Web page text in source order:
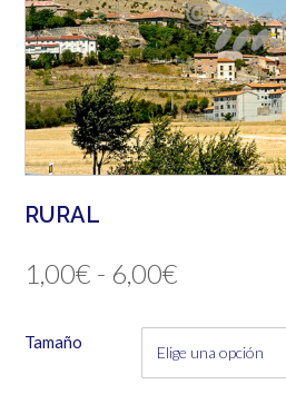
RURAL
1,00€ - 6,00€
precios:
Tamaño